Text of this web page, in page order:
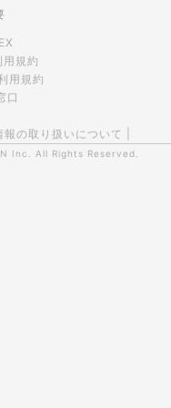
規約
用規約
口
報の取り扱いについて
Inc. All Rights Reserved.